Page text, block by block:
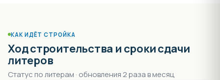
КАК ИДЁТ СТРОЙКА
Ход строительства и сроки сдачи
литеров
Статус по литерам · обновления 2 раза в месяц